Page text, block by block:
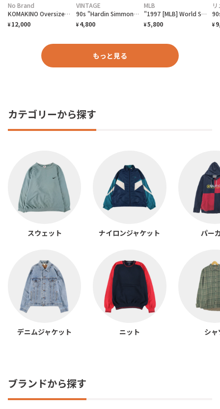
No Brand
KOMAKINO Oversized T-Shirt
¥ 12,000
VINTAGE
90s "Hardin Simmons University Cowboy Baseball" T-Shirt ハーディン シモンズ大学 カウボーイズベースボール Tシャツ [XL]
¥ 4,800
MLB
"1997 [MLB] World Series Cleveland Indians vs Florida Marlins" T-Shirt [XL]
¥5,800 ¥
もっと見る
カテゴリーから探す
スウェット ナイロンジャケット パー
デニムジャケット ニット シャ
ブランドから探す